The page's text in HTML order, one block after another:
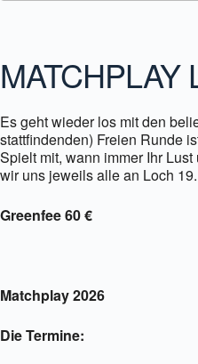
MATCHPLAY
Es geht wieder los mit den
stattfindenden) Freien Runde
Spielt mit, wann immer Ihr
wir uns jeweils alle an Loch 19.
Greenfee 60 €
Matchplay 2026
Die Termine: